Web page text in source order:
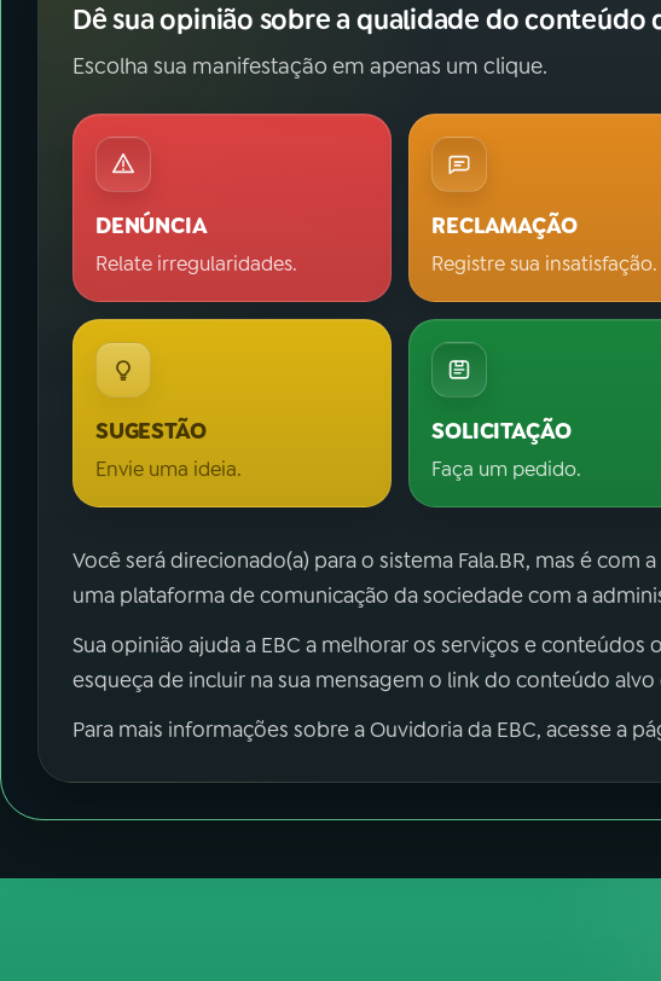
Dê sua opinião sobre a qualidade do conteúdo
Escolha sua manifestação em apenas um clique.
DENÚNCIA
Relate irregularidades.
RECLAMAÇÃO
Registre sua insatisfação.
SUGESTÃO
Envie uma ideia.
SOLICITAÇÃO
Faça um pedido.
Você será direcionado(a) para o sistema Fala.BR, mas é com
uma plataforma de comunicação da sociedade com a
Sua opinião ajuda a EBC a melhorar os serviços e conteúdos
esqueça de incluir na sua mensagem o link do conteúdo alvo
Para mais informações sobre a Ouvidoria da EBC, acesse a